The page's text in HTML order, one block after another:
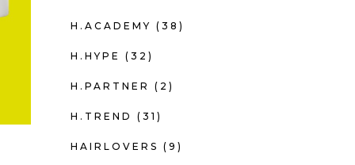
H.ACADEMY (38)
H.HYPE (32)
H.PARTNER (2)
H.TREND (31)
HAIRLOVERS (9)